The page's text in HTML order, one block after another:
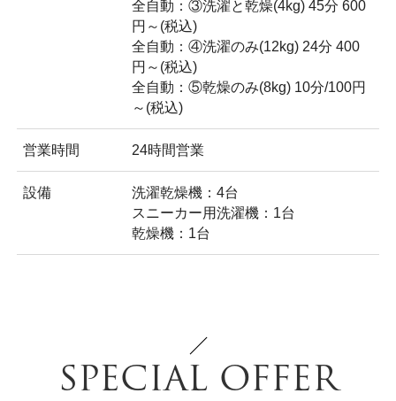
全自動：③洗濯と乾燥(4kg) 45分 600
円～(税込)
全自動：④洗濯のみ(12kg) 24分 400
円～(税込)
全自動：⑤乾燥のみ(8kg) 10分/100円
～(税込)
営業時間 24時間営業
設備
洗濯乾燥機：4台
スニーカー用洗濯機：1台
乾燥機：1台
SPECIAL OFFER